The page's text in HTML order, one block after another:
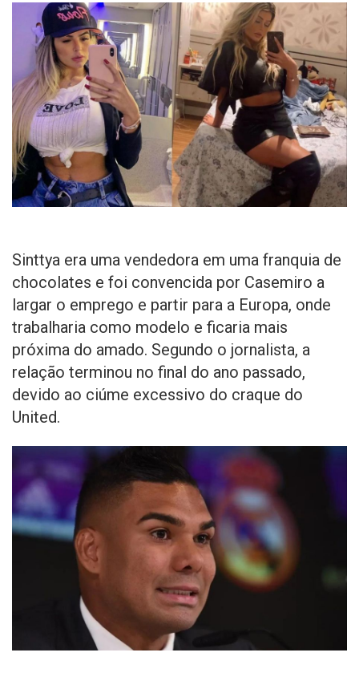
Sinttya era uma vendedora em uma franquia de
chocolates e foi convencida por Casemiro a
largar o emprego e partir para a Europa, onde
trabalharia como modelo e ficaria mais
próxima do amado. Segundo o jornalista, a
relação terminou no final do ano passado,
devido ao ciúme excessivo do craque do
United.